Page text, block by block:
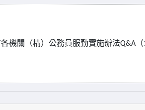
機關（構）公務員服勤實施辦法Q&A （